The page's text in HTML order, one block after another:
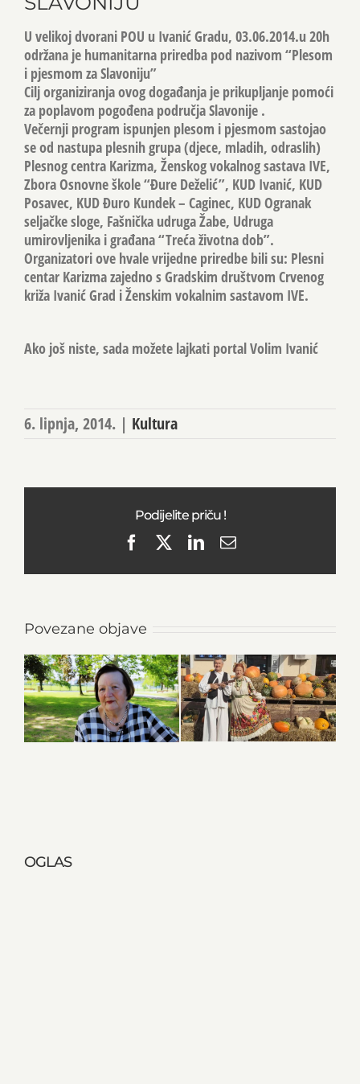
U velikoj dvorani POU u Ivanić Gradu, 03.06.2014.u 20h
održana je humanitarna priredba pod nazivom “Plesom
i pjesmom za Slavoniju”
Cilj organiziranja ovog događanja je prikupljanje pomoći
za poplavom pogođena područja Slavonije .
Večernji program ispunjen plesom i pjesmom sastojao
se od nastupa plesnih grupa (djece, mladih, odraslih)
Plesnog centra Karizma, Ženskog vokalnog sastava IVE,
Zbora Osnovne škole “Đure Deželić”, KUD Ivanić, KUD
Posavec, KUD Đuro Kundek – Caginec, KUD Ogranak
seljačke sloge, Fašnička udruga Žabe, Udruga
umirovljenika i građana “Treća životna dob”.
Organizatori ove hvale vrijedne priredbe bili su: Plesni
centar Karizma zajedno s Gradskim društvom Crvenog
križa Ivanić Grad i Ženskim vokalnim sastavom IVE.
Ako još niste, sada možete lajkati portal Volim Ivanić
6. lipnja, 2014. | Kultura
Podijelite priču !
FacebookLinkedIn
Email
Povezane objave
OGLAS